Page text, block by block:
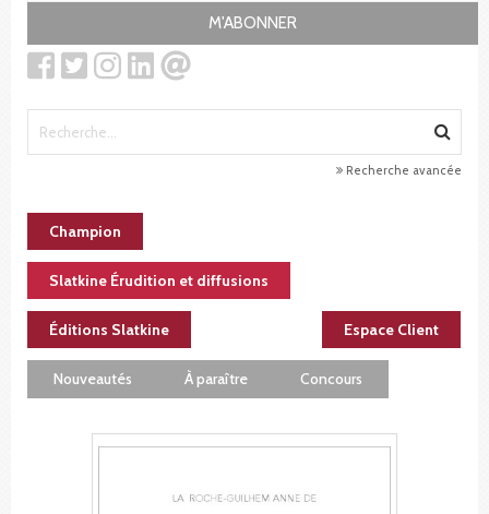
M'ABONNER
Recherche avancée
Champion
Slatkine Érudition et diffusions
Éditions Slatkine Espace Client
Nouveautés À paraître Concours